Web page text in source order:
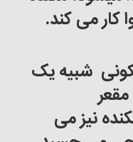
کار می کند.
شبیه یک
نیز می